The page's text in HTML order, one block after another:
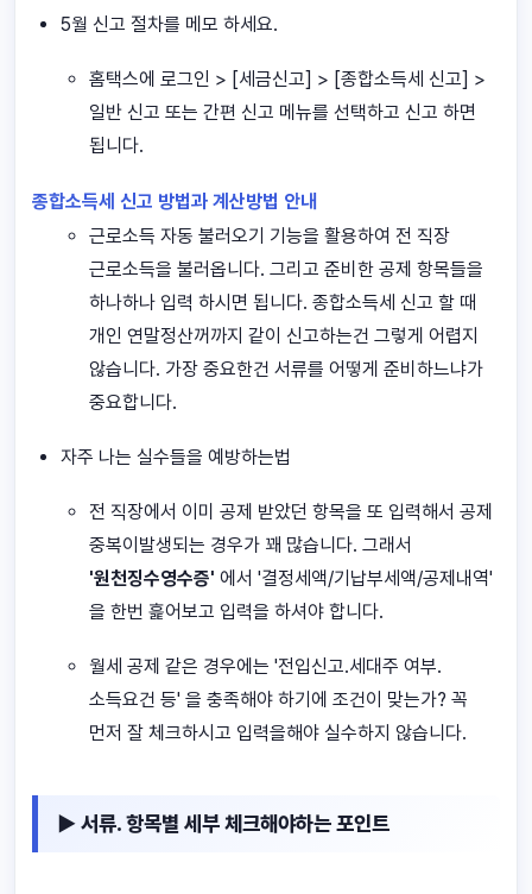
5월 신고 절차를 메모 하세요.
홈택스에 로그인 > [세금신고] > [종합소득세 신고] >
일반 신고 또는 간편 신고 메뉴를 선택하고 신고 하면
됩니다.
종합소득세 신고 방법과 계산방법 안내
근로소득 자동 불러오기 기능을 활용하여 전 직장
근로소득을 불러옵니다. 그리고 준비한 공제 항목들을
하나하나 입력 하시면 됩니다. 종합소득세 신고 할 때
개인 연말정산꺼까지 같이 신고하는건 그렇게 어렵지
않습니다. 가장 중요한건 서류를 어떻게 준비하느냐가
중요합니다.
자주 나는 실수들을 예방하는법
전 직장에서 이미 공제 받았던 항목을 또 입력해서 공제
중복이발생되는 경우가 꽤 많습니다. 그래서
'원천징수영수증' 에서 '결정세액/기납부세액/공제내역'
을 한번 흝어보고 입력을 하셔야 합니다.
월세 공제 같은 경우에는 '전입신고.세대주 여부.
소득요건 등' 을 충족해야 하기에 조건이 맞는가? 꼭
먼저 잘 체크하시고 입력을해야 실수하지 않습니다.
▶ 서류. 항목별 세부 체크해야하는 포인트